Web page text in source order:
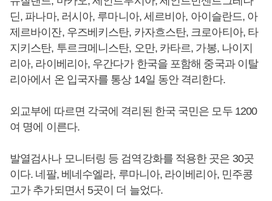
딘, 파나마, 러시아, 루마니아, 세르비아, 아이슬란드, 아
제르바이잔, 우즈베키스탄, 카자흐스탄, 크로아티아, 타
지키스탄, 투르크메니스탄, 오만, 카타르, 가봉, 나이지
리아, 라이베리아, 우간다가 한국을 포함해 중국과 이탈
리아에서 온 입국자를 통상 14일 동안 격리한다.
외교부에 따르면 각국에 격리된 한국 국민은 모두 1200
여 명에 이른다.
발열검사나 모니터링 등 검역강화를 적용한 곳은 30곳
이다. 네팔, 베네수엘라, 루마니아, 라이베리아, 민주콩
고가 추가되면서 5곳이 더 늘었다.